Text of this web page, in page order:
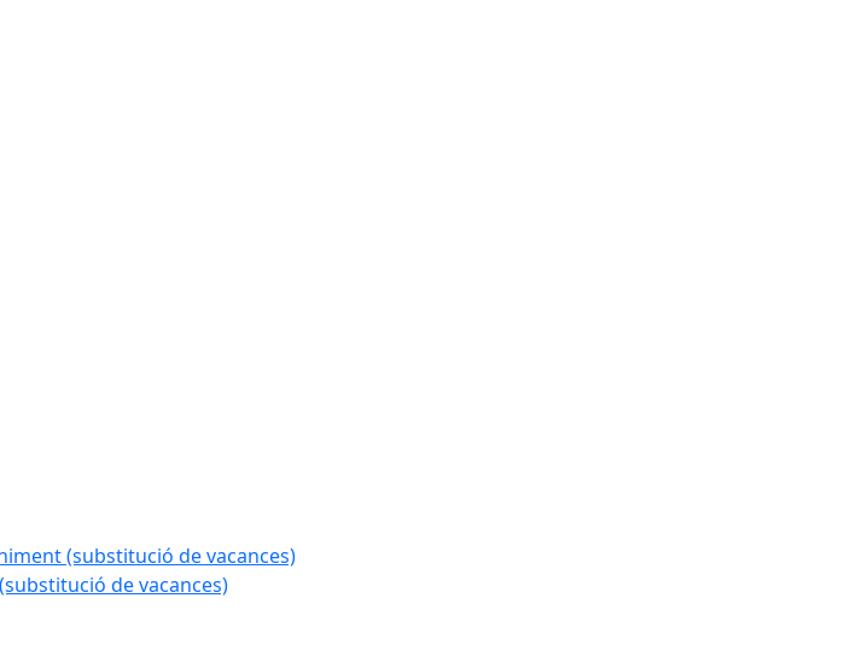
(substitució de vacances)
de vacances)